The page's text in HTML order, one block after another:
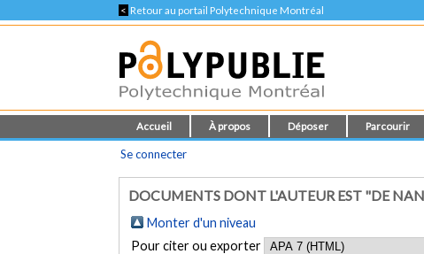
< Retour au portail Polytechnique Montréal
Accueil À propos Déposer Parcourir
Se connecter
DOCUMENTS DONT L'AUTEUR EST "DE
Monter d'un niveau
Pour citer ou exporter